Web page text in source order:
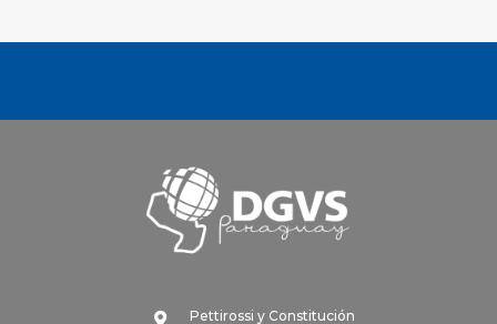

Pettirossi y Constitución